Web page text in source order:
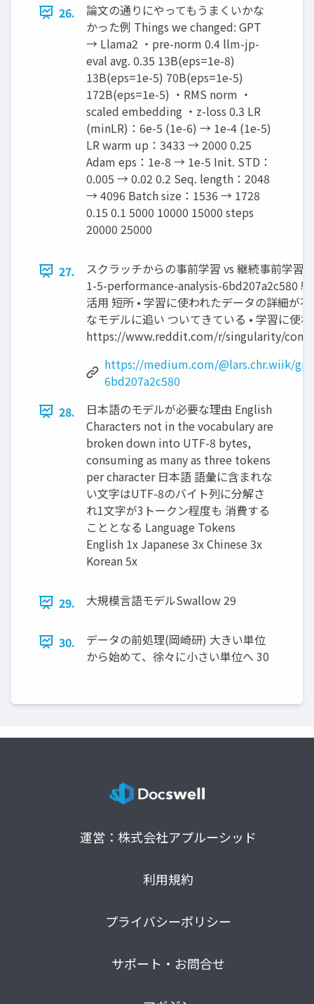
26.
論文の通りにやってもうまくいかな
かった例 Things we changed: GPT
→ Llama2 ・pre-norm 0.4 llm-jp-
eval avg. 0.35 13B(eps=1e-8)
13B(eps=1e-5) 70B(eps=1e-5)
172B(eps=1e-5) ・RMS norm ・
scaled embedding ・z-loss 0.3 LR
(minLR)：6e-5 (1e-6) → 1e-4 (1e-5)
LR warm up：3433 → 2000 0.25
Adam eps：1e-8 → 1e-5 Init. STD：
0.005 → 0.02 0.2 Seq. length：2048
→ 4096 Batch size：1536 → 1728
0.15 0.1 5000 10000 15000 steps
20000 25000
27.
スクラッチからの事前学習 vs 継続事前学
1-5-performance-analysis-6bd207a2c580
活用 短所 • 学習に使われたデータの詳細が
なモデルに追い ついてきている • 学習に使
https://www.reddit.com/r/singularity/
https://medium.com/@lars.chr.wiik/
6bd207a2c580
28.
日本語のモデルが必要な理由 English
Characters not in the vocabulary are
broken down into UTF-8 bytes,
consuming as many as three tokens
per character 日本語 語彙に含まれな
い文字はUTF-8のバイト列に分解さ
れ1文字が3トークン程度も 消費する
こととなる Language Tokens
English 1x Japanese 3x Chinese 3x
Korean 5x
29. 大規模言語モデルSwallow 29
30.
データの前処理(岡崎研) 大きい単位
から始めて、徐々に小さい単位へ 30
運営：株式会社アプルーシッド
利用規約
プライバシーポリシー
サポート・お問合せ